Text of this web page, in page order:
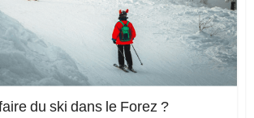
du ski dans le Forez ?